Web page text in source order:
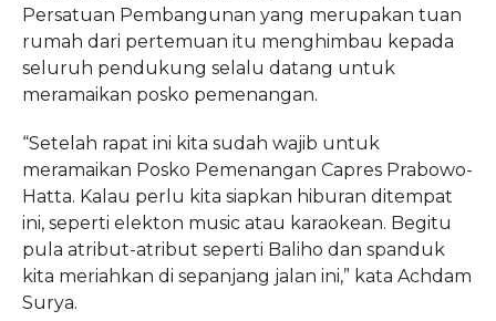
Persatuan Pembangunan yang merupakan tuan
rumah dari pertemuan itu menghimbau kepada
seluruh pendukung selalu datang untuk
meramaikan posko pemenangan.
“Setelah rapat ini kita sudah wajib untuk
meramaikan Posko Pemenangan Capres Prabowo-
Hatta. Kalau perlu kita siapkan hiburan ditempat
ini, seperti elekton music atau karaokean. Begitu
pula atribut-atribut seperti Baliho dan spanduk
kita meriahkan di sepanjang jalan ini,” kata Achdam
Surya.